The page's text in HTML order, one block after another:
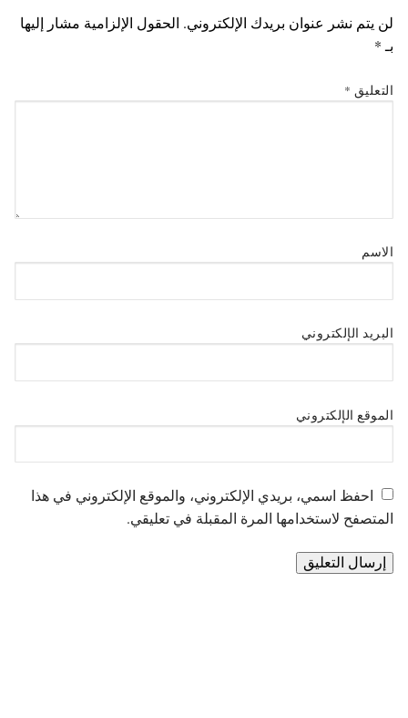
لن يتم نشر عنوان بريدك الإلكتروني. الحقول الإلزامية مشار إليها
بـ *
التعليق *
الاسم
البريد الإلكتروني
الموقع الإلكتروني
احفظ اسمي، بريدي الإلكتروني، والموقع الإلكتروني في هذا
المتصفح لاستخدامها المرة المقبلة في تعليقي.